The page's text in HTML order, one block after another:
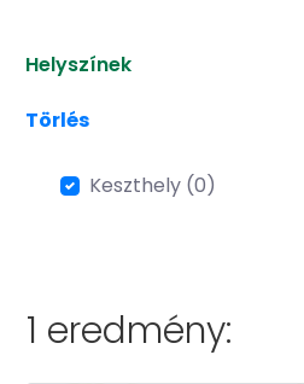
Helyszínek
Törlés
Keszthely (0)
1 eredmény: